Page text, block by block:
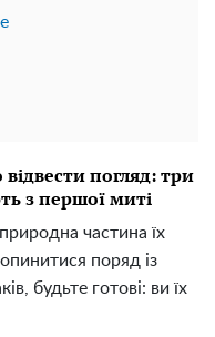
погляд: три
з першої миті
частина їх
поряд із
будьте готові: ви їх